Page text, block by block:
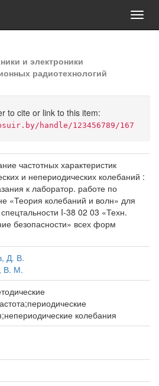
и электроники
радиотехнологий
to cite or link to this item:
handle/123456789/167
частотных характеристик
и непериодических колебаний :
к лаборатор. работе по
«Теория колебаний и волн» для
спецтальности I-38 02 03 «Техн.
безопасности» всех форм
Д. В.
В. М.
колебания